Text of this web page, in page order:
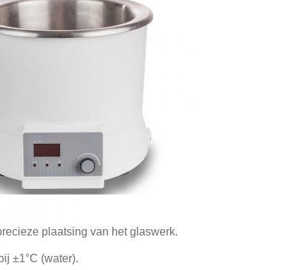
plaatsing van het glaswerk.
±1°C (water).